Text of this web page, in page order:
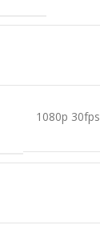
1080p 30fps